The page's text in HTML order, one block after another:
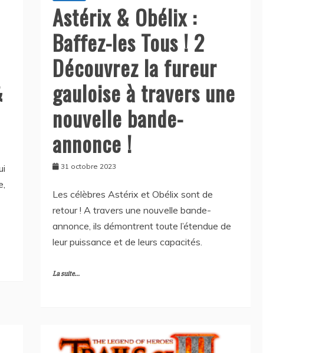
Astérix & Obélix :
Baffez-les Tous ! 2
Découvrez la fureur
gauloise à travers une
nouvelle bande-
annonce !
31 octobre 2023
Les célèbres Astérix et Obélix sont de
retour ! A travers une nouvelle bande-
annonce, ils démontrent toute l’étendue de
leur puissance et de leurs capacités.
La suite...